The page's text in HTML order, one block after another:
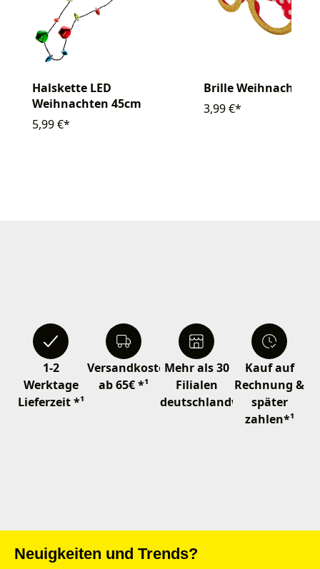
Halskette LED
Weihnachten 45cm
5,99 €*
Brille
3,99 €*
1-2
Werktage
Lieferzeit *¹
Versandkostenfrei
ab 65€ *¹
Mehr als 30
Filialen
deutschlandweit
Kauf auf
Rechnung &
später
zahlen*¹
Neuigkeiten und Trends?